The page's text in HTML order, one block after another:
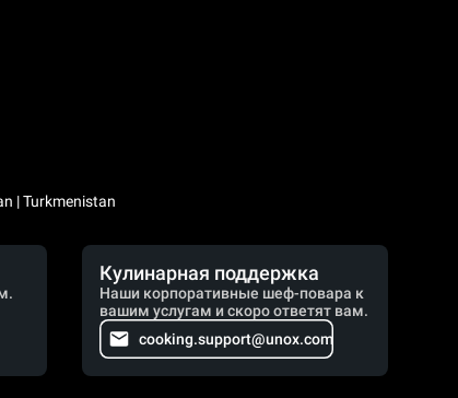
| Turkmenistan
Кулинарная поддержка
Наши корпоративные шеф-повара к
вашим услугам и скоро ответят вам.
cooking.support@unox.com